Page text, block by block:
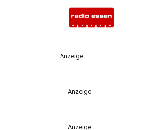
Anzeige
Anzeige
Anzeige